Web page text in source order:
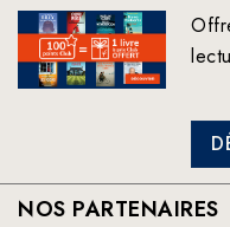
NOS PARTENAIRES